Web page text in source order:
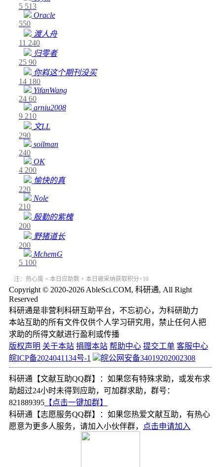
5 513
Oracle
550
渡人舟
11 240
归零者
25 90
你嵙这个期刊没买
14 180
YifanWang
24 60
arniu2008
9 210
文LL
290
soilman
240
OK
4 200
愉快的真
220
Nole
210
殷勤的紫槐
200
野猪道长
200
MchemG
5 100
注：热心度 = 本日应助数 + 本日被采纳获取积分÷10
Copyright © 2020-2026 AbleSci.COM, 科研通, All Right
Reserved
科研通是非营利科研互助平台，不忘初心，为科研助力
本站互助的所有文件仅供个人学习研究用，禁止任何人把
求助的所得文献进行盈利或传播
版权声明 关于本站 捐赠本站 帮助中心 提交工单 客服中心
皖ICP备2024041134号-1
皖公网安备34019202002308
科研通【文献互助QQ群】：如果您有特殊求助，或发布求
助超过24小时未得到应助，可加群求助，群号：
821889395 【点击一键加群】
科研通【志愿服务QQ群】：如果您热爱文献互助，有热心
愿意为更多人服务，请加入小伙伴群，
点击申请加入